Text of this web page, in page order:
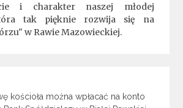
i charakter naszej młodej
tak pięknie rozwija się na
w Rawie Mazowieckiej.
kościoła można wpłacać na konto